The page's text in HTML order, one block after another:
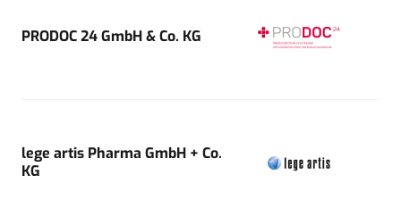
PRODOC 24 GmbH & Co. KG
lege artis Pharma GmbH + Co.
KG